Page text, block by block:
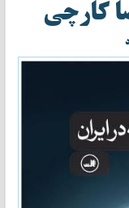
کارچی